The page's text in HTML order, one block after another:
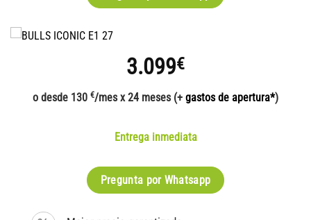
3.099€
o desde 130 €/mes x 24 meses (+ gastos de apertura*)
Entrega inmediata
Pregunta por Whatsapp